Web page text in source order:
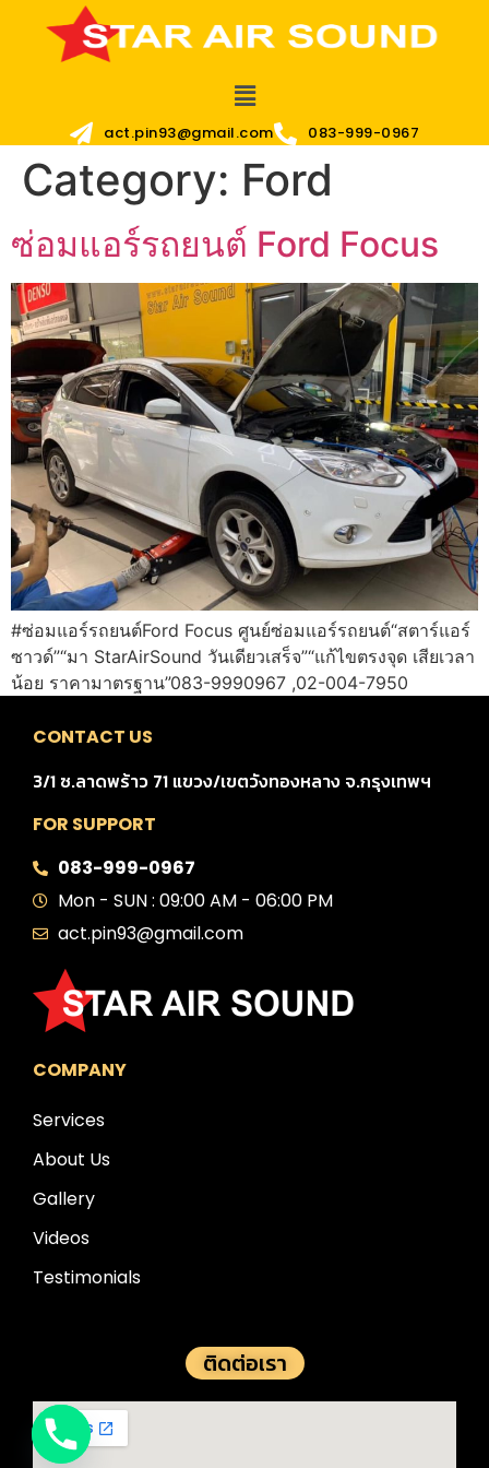
act.pin93@gmail.com 083-999-0967
Category: Ford
ซ่อมแอร์รถยนต์ Ford Focus
#ซ่อมแอร์รถยนต์Ford Focus ศูนย์ซ่อมแอร์รถยนต์“สตาร์แอร์
ซาวด์”“มา StarAirSound วันเดียวเสร็จ”“แก้ไขตรงจุด เสียเวลา
น้อย ราคามาตรฐาน”083-9990967 ,02-004-7950
CONTACT US
3/1 ซ.ลาดพร้าว 71 แขวง/เขตวังทองหลาง จ.กรุงเทพฯ
FOR SUPPORT
083-999-0967
Mon - SUN : 09:00 AM - 06:00 PM
act.pin93@gmail.com
COMPANY
Services
About Us
Gallery
Videos
Testimonials
ติดต่อเรา